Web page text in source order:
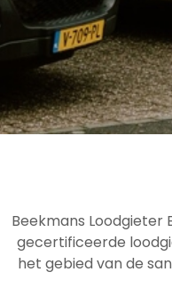
Beekmans Loodgieter
gecertificeerde
het gebied van de